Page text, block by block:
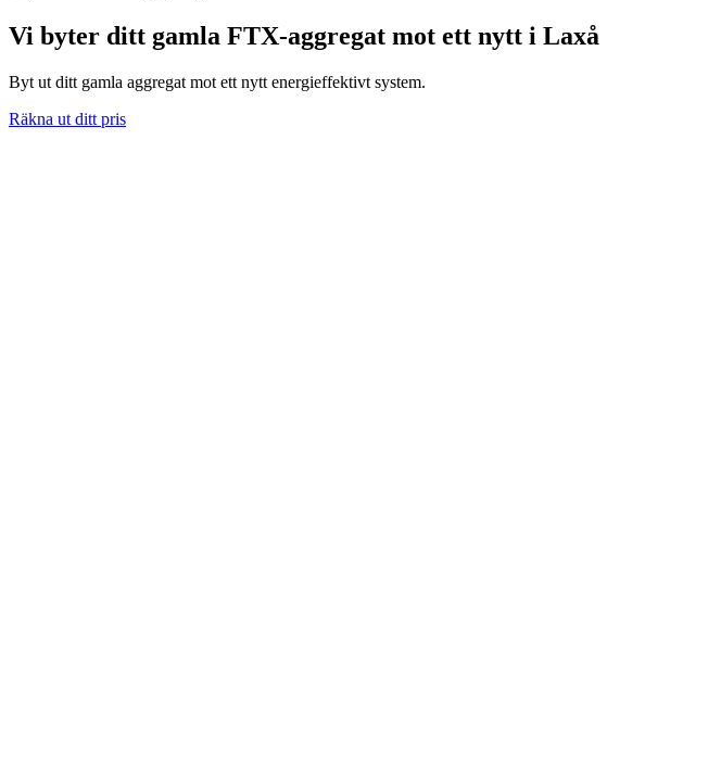
Vi byter ditt gamla FTX-aggregat mot ett nytt i Laxå
Byt ut ditt gamla aggregat mot ett nytt energieffektivt system.
Räkna ut ditt pris